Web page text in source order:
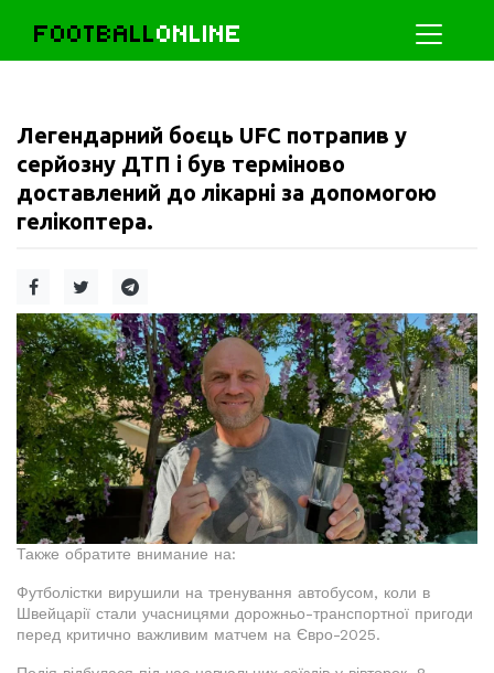
FOOTBALLONLINE
Легендарний боєць UFC потрапив у
серйозну ДТП і був терміново
доставлений до лікарні за допомогою
гелікоптера.
Также обратите внимание на:
Футболістки вирушили на тренування автобусом, коли в
Швейцарії стали учасницями дорожньо-транспортної пригоди
перед критично важливим матчем на Євро-2025.